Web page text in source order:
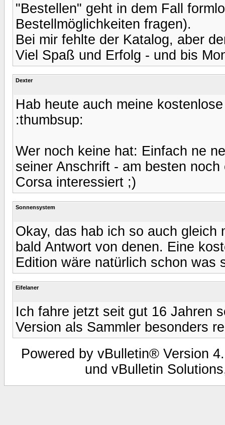
"Bestellen" geht in dem Fall
Bestellmöglichkeiten fragen).
Bei mir fehlte der Katalog, aber
Viel Spaß und Erfolg - und bis
Dexter
Hab heute auch meine
:thumbsup:
Wer noch keine hat: Einfach ne
seiner Anschrift - am besten
Corsa interessiert ;)
Sonnensystem
Okay, das hab ich so auch gleich
bald Antwort von denen. Eine
Edition wäre natürlich schon was
Eifelaner
Ich fahre jetzt seit gut 16 Jahren
Version als Sammler besonders
Powered by vBulletin® Version
und vBulletin